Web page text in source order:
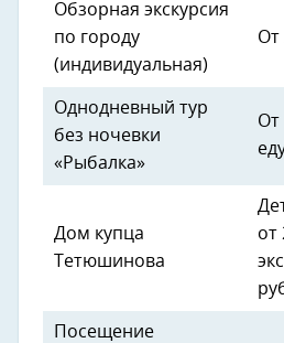
Обзорная экскурсия
по городу
(индивидуальная)
От
Однодневный тур
без ночевки
«Рыбалка»
От
Дом купца
Тетюшинова
от
Посещение